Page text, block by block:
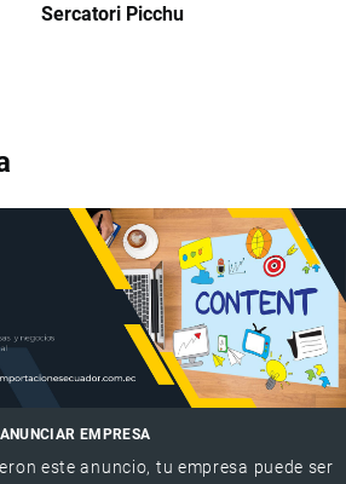
Sercatori Picchu
ANUNCIAR EMPRESA
este anuncio, tu empresa puede ser